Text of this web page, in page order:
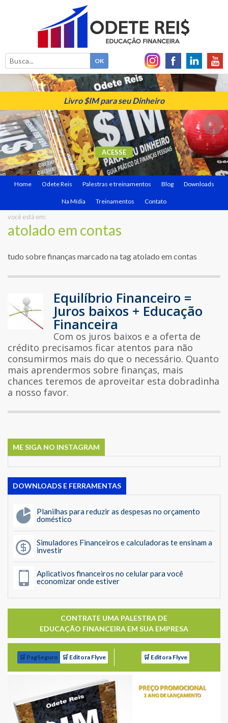
Livro $IM para seu Dinheiro
ACESSE
Home Odete Reis Palestras e treinamentos Blog Downloads
Na Mídia Treinamentos Contato
você está em:
atolado em contas
tudo sobre finanças marcado na tag atolado em contas
Equilíbrio Financeiro =
Juros baixos + Educação
Financeira
Com os juros baixos e a oferta de
crédito precisamos ficar atentos para não
consumirmos mais do que o necessário. Quanto
mais aprendermos sobre finanças, mais
chances teremos de aproveitar esta dobradinha
a nosso favor.
ME SIGA NO INSTAGRAM
DOWNLOADS E FERRAMENTAS
Planilhas para reduzir as despesas no orçamento
doméstico
Simuladores Financeiros e calculadoras te ensinam a
investir
Aplicativos financeiros no celular para você
economizar onde estiver
CONTRATE UMA PALESTRA DE
EDUCAÇÃO FINANCEIRA EM SUA EMPRESA
🛒 PagSeguro 🛒 Editora Flyve 🛒 Editora Flyve